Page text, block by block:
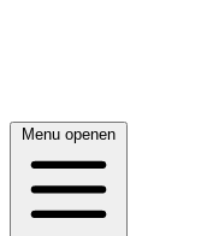
Menu openen